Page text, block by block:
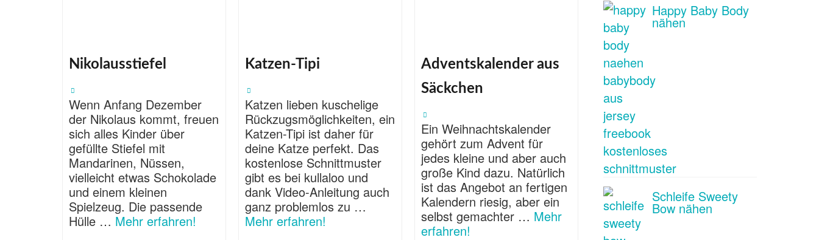
Nikolausstiefel
Wenn Anfang Dezember
der Nikolaus kommt, freuen
sich alles Kinder über
gefüllte Stiefel mit
Mandarinen, Nüssen,
vielleicht etwas Schokolade
und einem kleinen
Spielzeug. Die passende
Hülle … Mehr erfahren!
Katzen-Tipi
Katzen lieben kuschelige
Rückzugsmöglichkeiten, ein
Katzen-Tipi ist daher für
deine Katze perfekt. Das
kostenlose Schnittmuster
gibt es bei kullaloo und
dank Video-Anleitung auch
ganz problemlos zu …
Mehr erfahren!
Adventskalender aus
Säckchen
Ein Weihnachtskalender
gehört zum Advent für
jedes kleine und aber auch
große Kind dazu. Natürlich
ist das Angebot an fertigen
Kalendern riesig, aber ein
selbst gemachter … Mehr
erfahren!
Happy Baby Body
nähen
Schleife Sweety
Bow nähen